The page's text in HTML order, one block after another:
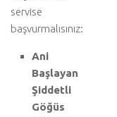
servise
başvurmalısınız:
Ani
Başlayan
Şiddetli
Göğüs